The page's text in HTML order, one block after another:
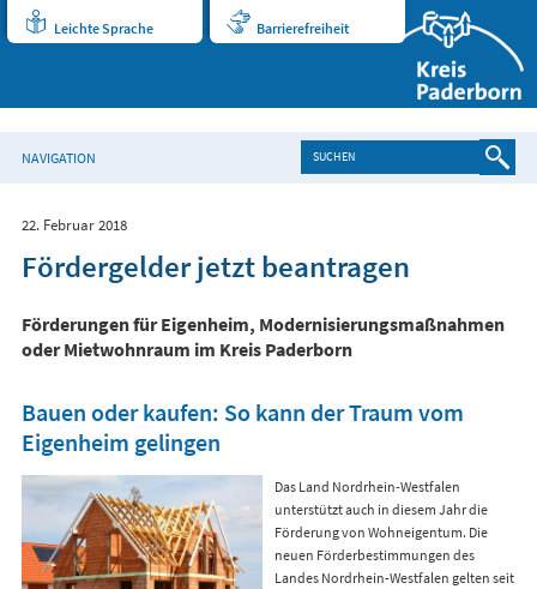
Leichte Sprache Barrierefreiheit
NAVIGATION
22. Februar 2018
Fördergelder jetzt beantragen
Förderungen für Eigenheim, Modernisierungsmaßnahmen
oder Mietwohnraum im Kreis Paderborn
Bauen oder kaufen: So kann der Traum vom
Eigenheim gelingen
Das Land Nordrhein-Westfalen
unterstützt auch in diesem Jahr die
Förderung von Wohneigentum. Die
neuen Förderbestimmungen des
Landes Nordrhein-Westfalen gelten seit